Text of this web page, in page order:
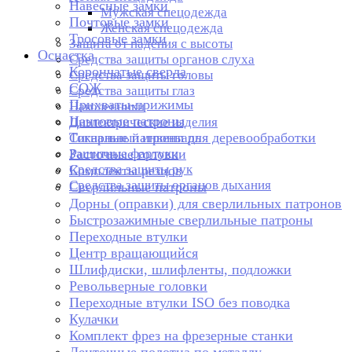
Мужская спецодежда
Женская спецодежда
Защита от падения с высоты
Средства защиты органов слуха
Средства защиты головы
Средства защиты глаз
Наколенники
Диэлектрические изделия
Сигнальный инвентарь
Защитные фартуки
Средства защиты рук
Средства защиты органов дыхания
Навесные замки
Почтовые замки
Тросовые замки
Оснастка
Корончатые сверла
СОЖ
Прихваты-прижимы
Цанговые патроны
Токарные патроны для деревообработки
Расточные головки
Комплекты резцов
Сверлильные патроны
Дорны (оправки) для сверлильных патронов
Быстрозажимные сверлильные патроны
Переходные втулки
Центр вращающийся
Шлифдиски, шлифленты, подложки
Револьверные головки
Переходные втулки ISO без поводка
Кулачки
Комплект фрез на фрезерные станки